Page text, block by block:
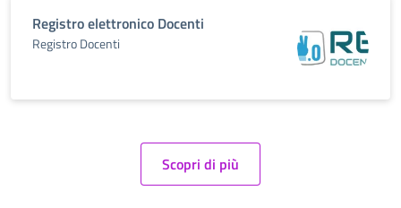
Registro elettronico Docenti
Registro Docenti
Scopri di più